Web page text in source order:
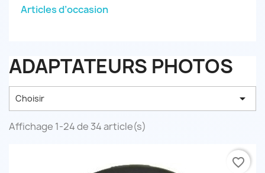
Articles d’occasion
ADAPTATEURS PHOTOS
Choisir 
Affichage 1-24 de 34 article(s)
favorite_border